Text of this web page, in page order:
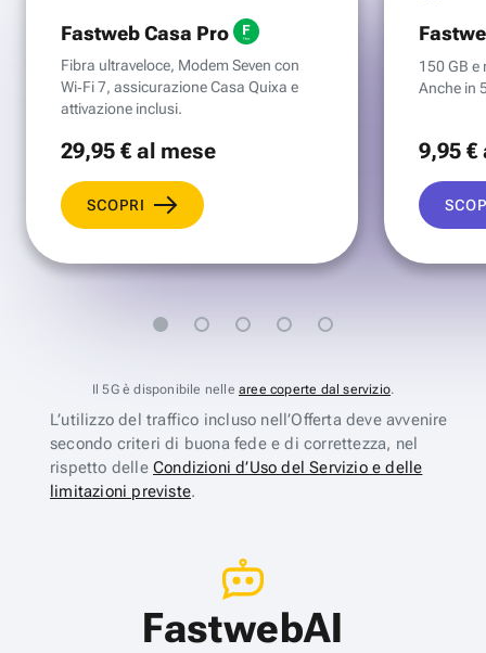
Fastweb Casa Pro
Fibra ultraveloce, Modem Seven con
Wi‑Fi 7, assicurazione Casa Quixa e
attivazione inclusi.
29,95 €al mese
SCOPRI
150 GB e
Anche in
9,95 €
Il 5G è disponibile nelle aree coperte dal servizio.
L’utilizzo del traffico incluso nell’Offerta deve avvenire
secondo criteri di buona fede e di correttezza, nel
rispetto delle Condizioni d’Uso del Servizio e delle
limitazioni previste.
FastwebAI